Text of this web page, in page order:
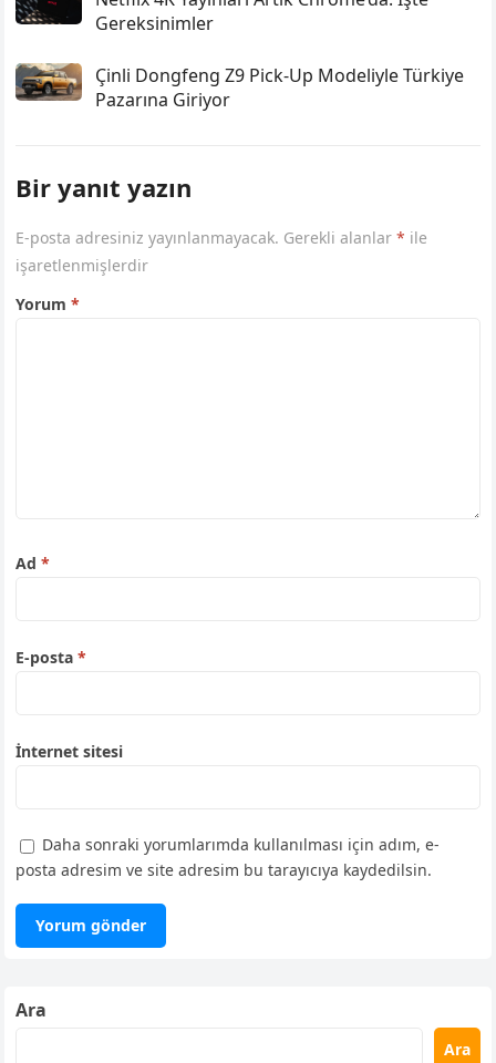
Gereksinimler
Çinli Dongfeng Z9 Pick-Up Modeliyle Türkiye
Pazarına Giriyor
Bir yanıt yazın
E-posta adresiniz yayınlanmayacak. Gerekli alanlar* ile
işaretlenmişlerdir
Yorum*
Ad*
E-posta*
İnternet sitesi
Daha sonraki yorumlarımda kullanılması için adım, e-
posta adresim ve site adresim bu tarayıcıya kaydedilsin.
Ara
Ara